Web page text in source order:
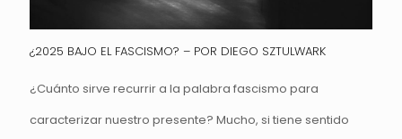
¿2025 BAJO EL FASCISMO? – POR DIEGO SZTULWARK
¿Cuánto sirve recurrir a la palabra fascismo para
caracterizar nuestro presente? Mucho, si tiene sentido